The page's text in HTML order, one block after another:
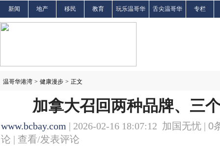
新闻 地产 移民 教育 玩乐温哥华 舌尖温哥华 专栏
温哥华港湾 > 健康漫步 > 正文
加拿大召回两种品牌、三
www.bcbay.com | 2026-02-16 18:07:12 加国无忧 | 0
论 | 查看/发表评论